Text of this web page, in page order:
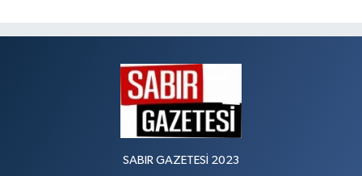
SABIR GAZETESİ 2023